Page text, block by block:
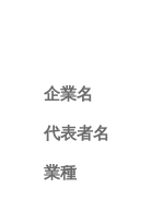
企業名
代表者名
業種